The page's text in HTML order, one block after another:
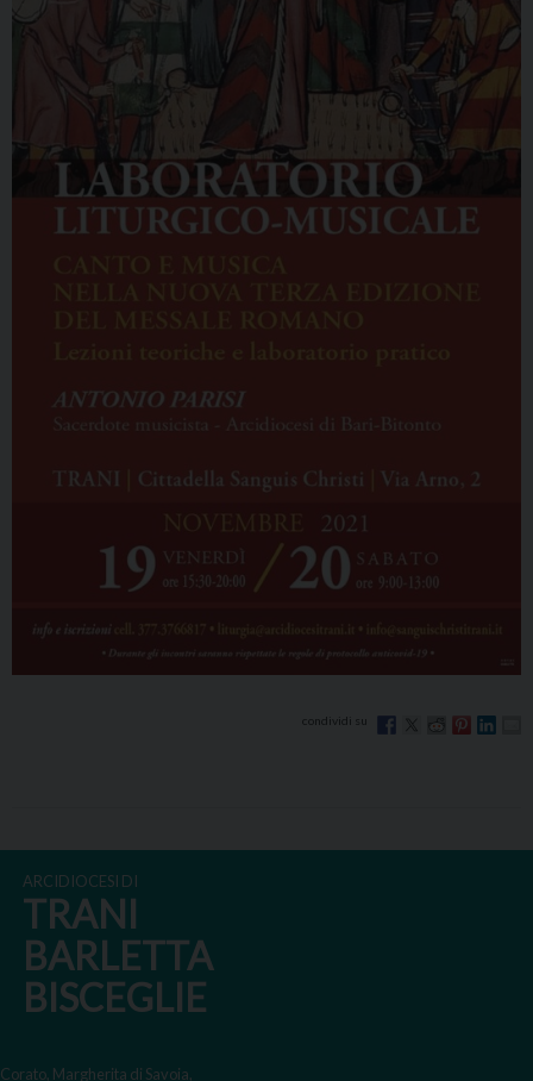
ARCIDIOCESI DI
TRANI
BARLETTA
BISCEGLIE
Corato, Margherita di Savoia,